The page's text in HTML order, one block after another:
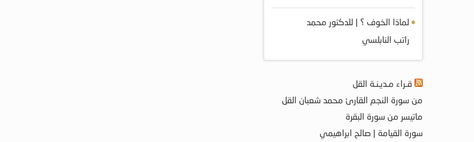
لماذا الخوف ؟ | للدكتور محمد
راتب النابلسي
قـراء مـديـنـة القل
من سورة النجم القارئ محمد شعبان القل
ماتيسر من سورة البقرة
سورة القيامة | صالح ابراهيمي